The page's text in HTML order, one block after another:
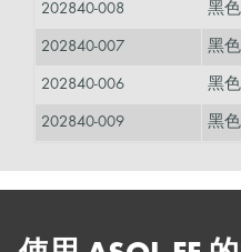
202840-008 黑色
202840-007 黑色
202840-006 黑色
202840-009 黑色